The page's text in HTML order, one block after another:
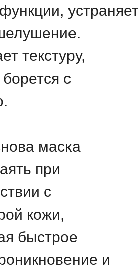
текстуру,
с
маска
при
с
кожи,
быстрое
и